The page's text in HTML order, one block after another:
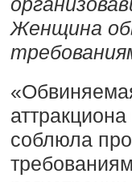
Женщина
соблюла